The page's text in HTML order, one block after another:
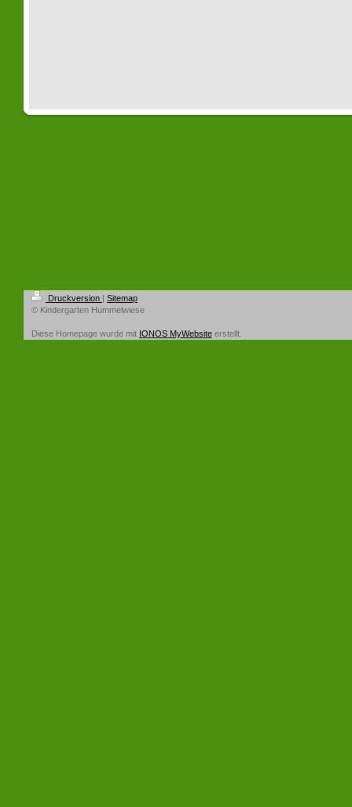
Druckversion | Sitemap
© Kindergarten Hummelwiese
Diese Homepage wurde mit IONOS MyWebsite erstellt.